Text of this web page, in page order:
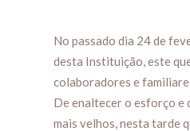
No passado dia 24 de
desta Instituição, este
colaboradores e
De enaltecer o esforço e
mais velhos, nesta tarde